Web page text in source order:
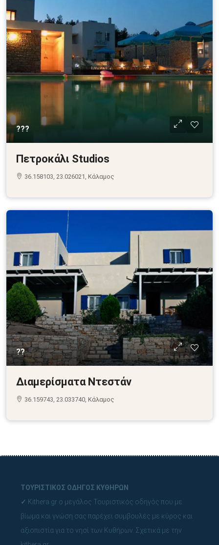
???
Πετροκάλι Studios
36.158103, 23.026021, Κάλαμος
??
Διαμερίσματα Ντεστάν
36.159743, 23.033740, Κάλαμος
ΤΟΥΡΙΣΤΙΚΟΣ ΟΔΗΓΟΣ ΚΥΘΗΡΩΝ
✓ Kithera.gr ο μεγάλος Τουριστικός οδηγός που με
βίωμα και γνώση σας παρέχει συμβουλές με κύρος και
αξιοπιστία για το νησί των Κυθήρων. Σχετικά με την